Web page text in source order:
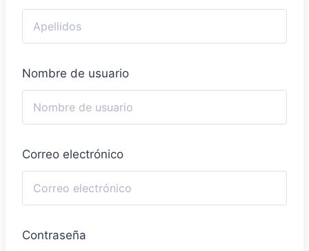
Nombre de usuario
Correo electrónico
Contraseña